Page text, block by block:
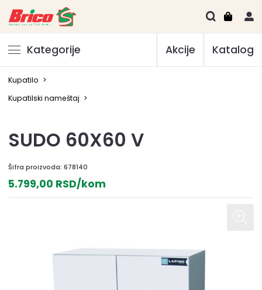
Kategorije Akcije Katalog
Kupatilo >
Kupatilski nameštaj >
SUDO 60X60 V
Šifra proizvoda: 678140
5.799,00 RSD/kom